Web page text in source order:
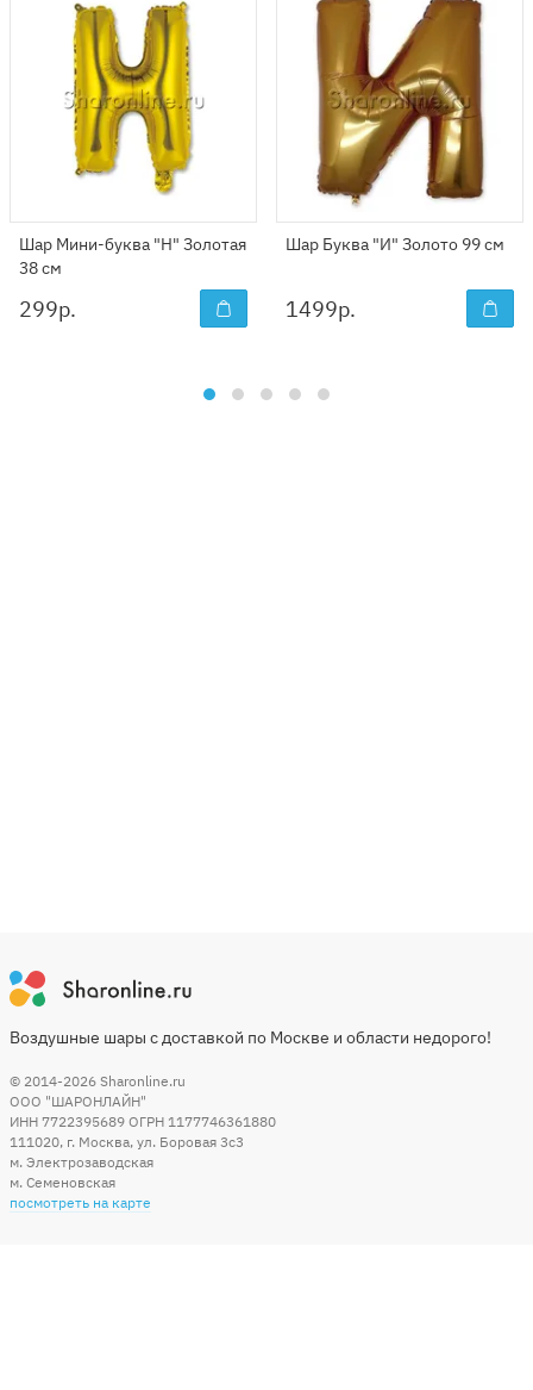
Шар Мини-буква "Н" Золотая
38 см
299р.
Шар Буква "И" Золото 99 см
1499р.
Воздушные шары с доставкой по Москве и области недорого!
© 2014-2026 Sharonline.ru
ООО "ШАРОНЛАЙН"
ИНН 7722395689 ОГРН 1177746361880
111020, г. Москва, ул. Боровая 3c3
м. Электрозаводская
м. Семеновская
посмотреть на карте